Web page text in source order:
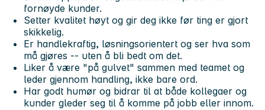
fornøyde kunder.
Setter kvalitet høyt og gir deg ikke før ting er gjort
skikkelig.
Er handlekraftig, løsningsorientert og ser hva som
må gjøres -- uten å bli bedt om det.
Liker å være "på gulvet" sammen med teamet og
leder gjennom handling, ikke bare ord.
Har godt humør og bidrar til at både kollegaer og
kunder gleder seg til å komme på jobb eller innom.